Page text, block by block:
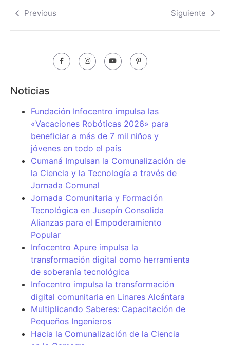
Previous Siguiente
Noticias
Fundación Infocentro impulsa las
«Vacaciones Robóticas 2026» para
beneficiar a más de 7 mil niños y
jóvenes en todo el país
Cumaná Impulsan la Comunalización de
la Ciencia y la Tecnología a través de
Jornada Comunal
Jornada Comunitaria y Formación
Tecnológica en Jusepín Consolida
Alianzas para el Empoderamiento
Popular
Infocentro Apure impulsa la
transformación digital como herramienta
de soberanía tecnológica
Infocentro impulsa la transformación
digital comunitaria en Linares Alcántara
Multiplicando Saberes: Capacitación de
Pequeños Ingenieros
Hacia la Comunalización de la Ciencia